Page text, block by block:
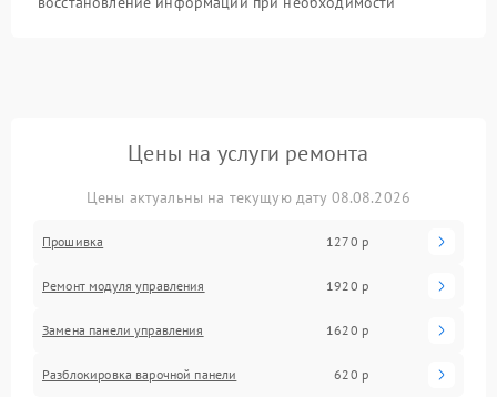
Цены на услуги ремонта
Цены актуальны на текущую дату 08.08.2026
Прошивка 1270 р
Ремонт модуля управления 1920 р
Замена панели управления 1620 р
Разблокировка варочной панели 620 р